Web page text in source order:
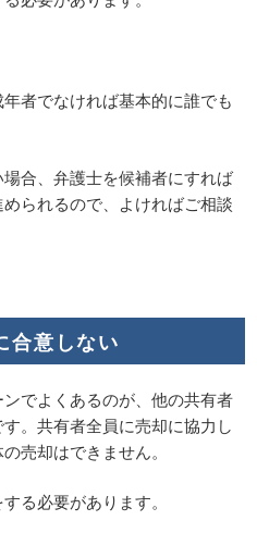
者でなければ基本的に誰でも
合、弁護士を候補者にすれば
られるので、よければご相談
合意しない
でよくあるのが、他の共有者
。共有者全員に売却に協力し
売却はできません。
る必要があります。